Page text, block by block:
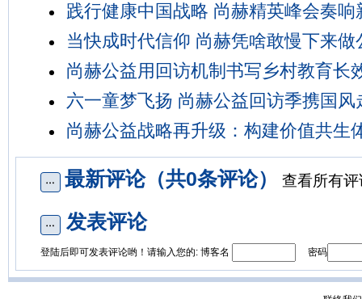
践行健康中国战略 尚赫精英峰会奏响
当快成时代信仰 尚赫凭啥敢慢下来做
尚赫公益用回访机制书写乡村教育长
六一童梦飞扬 尚赫公益回访季携国风
尚赫公益战略再升级：构建价值共生
最新评论（共0条评论） 查看所有
发表评论
登陆后即可发表评论哟！请输入您的: 博客名 密码